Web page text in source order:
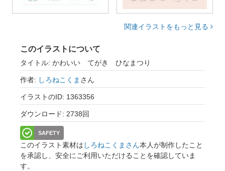
関連イラストをもっと見る
このイラストについて
タイトル: かわいい てがき ひなまつり
作者: しろねこくま さん
イラストのID: 1363356
ダウンロード: 2738回
SAFETY
このイラスト素材は しろねこくまさん本人が制作したこと
を承認し、安全にご利用いただけることを確認していま
す。